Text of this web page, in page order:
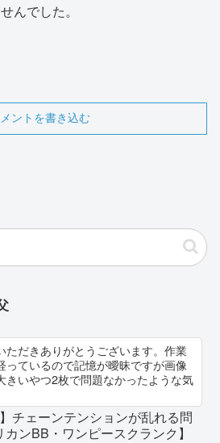
んでした。
ントを書き込む
ただきありがとうございます。作業
っているので記憶が曖昧ですが画像
きいやつ2枚で問題なかったような気
チェーンテンションが乱れる問
ンBB・ワンピースクランク】